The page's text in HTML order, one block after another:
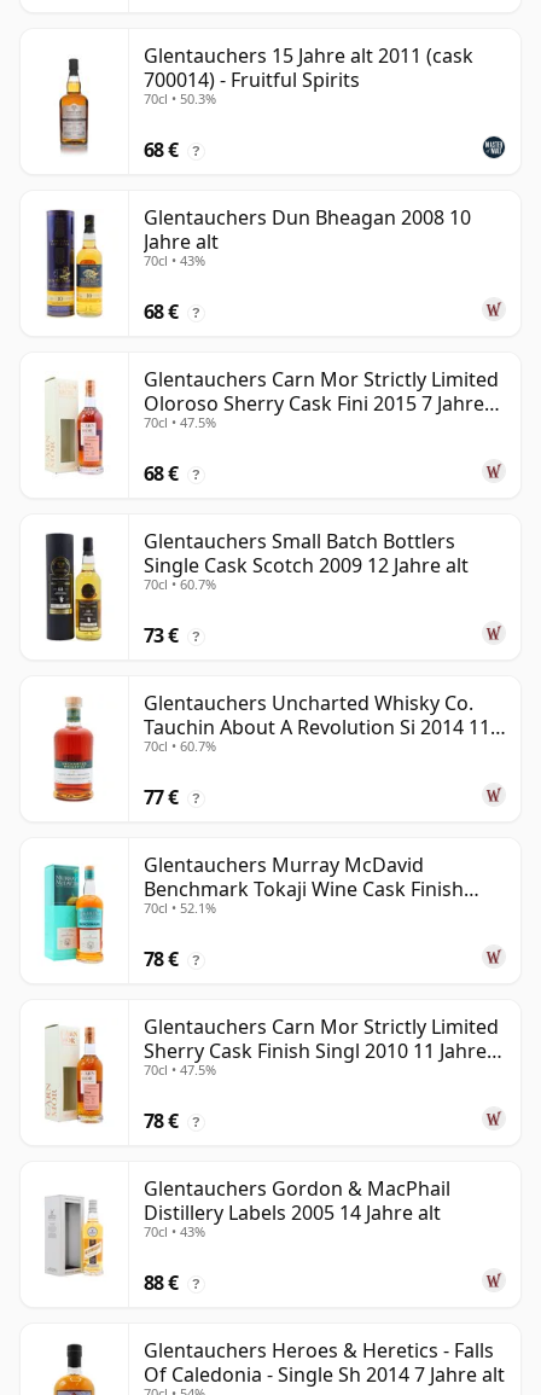
Glentauchers 15 Jahre alt 2011 (cask
700014) - Fruitful Spirits
70cl • 50.3%
68 € ?
Glentauchers Dun Bheagan 2008 10
Jahre alt
70cl • 43%
68 € ?
Glentauchers Carn Mor Strictly Limited
Oloroso Sherry Cask Fini 2015 7 Jahre
alt
70cl • 47.5%
68 € ?
Glentauchers Small Batch Bottlers
Single Cask Scotch 2009 12 Jahre alt
70cl • 60.7%
73 € ?
Glentauchers Uncharted Whisky Co.
Tauchin About A Revolution Si 2014 11
Jahre alt
70cl • 60.7%
77 € ?
Glentauchers Murray McDavid
Benchmark Tokaji Wine Cask Finish
2010 14 Jahre alt
70cl • 52.1%
78 € ?
Glentauchers Carn Mor Strictly Limited
Sherry Cask Finish Singl 2010 11 Jahre
alt
70cl • 47.5%
78 € ?
Glentauchers Gordon & MacPhail
Distillery Labels 2005 14 Jahre alt
70cl • 43%
88 € ?
Glentauchers Heroes & Heretics - Falls
Of Caledonia - Single Sh 2014 7 Jahre alt